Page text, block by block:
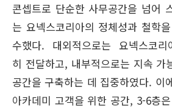
콘셉트로 단순한 사무공간을 넘어
는 요넥스코리아의 정체성과 철학
수했다. 대외적으로는 요넥스코
히 전달하고, 내부적으로는 지속 가
공간을 구축하는 데 집중하였다. 이
아카데미 고객을 위한 공간, 3-6층